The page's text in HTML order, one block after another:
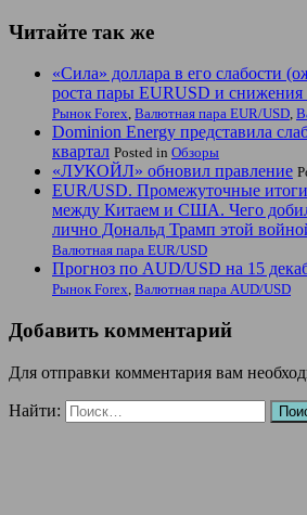
Читайте так же
«Сила» доллара в его слабости
роста пары EURUSD и
Рынок Forex, Валютная пара EUR/USD,
Dominion Energy представила
квартал Posted in Обзоры
«ЛУКОЙЛ» обновил правление
EUR/USD. Промежуточные
между Китаем и США. Чего
лично Дональд Трамп этой
Валютная пара EUR/USD
Прогноз по AUD/USD на 15
Рынок Forex, Валютная пара AUD/USD
Добавить комментарий
Для отправки комментария вам
Найти: